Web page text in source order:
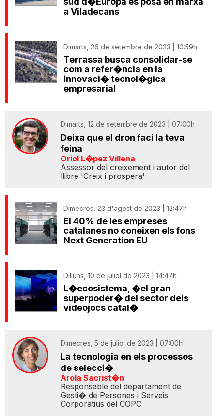
a Viladecans
Dimarts, 26 de setembre de 2023 | 10:59h
Terrassa busca consolidar-se
com a refer�ncia en la
innovaci� tecnol�gica
empresarial
Dimarts, 12 de setembre de 2023 | 07:00h
Deixa que el dron faci la teva
feina
Oriol L�pez Villena
Assessor del creixement i autor del
llibre 'Creix i prospera'
Dimecres, 23 d'agost de 2023 | 12:47h
El 40% de les empreses
catalanes no coneixen els fons
Next Generation EU
Dilluns, 10 de juliol de 2023 | 14:47h
L�ecosistema, �el gran
superpoder� del sector dels
videojocs catal�
Dimecres, 5 de juliol de 2023 | 07:00h
La tecnologia en els processos
de selecci�
Arola Sacrist�n
Responsable del departament de
Gesti� de Persones i Serveis
Corporatius del COPC